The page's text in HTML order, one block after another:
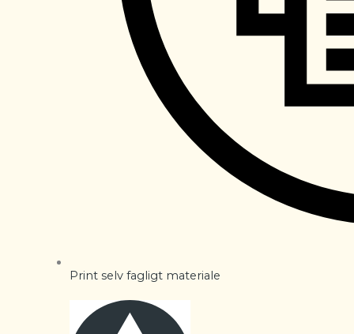
Print selv fagligt materiale